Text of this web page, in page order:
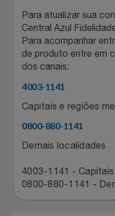
Mercado
Móveis
Notebooks E Tablet
Papelaria
Páscoa
Mormaii
Multi
Netshoes
Perfumes & Cosméticos
Ponto Frio
Sams Club
Topstore
Para atualizar sua
Central Azul
Para acompanhar
de produto entre em
dos canais:
4003-1141
Capitais e regiões
0800-880-1141
Demais localidades
4003-1141 -
0800-880-1141 -